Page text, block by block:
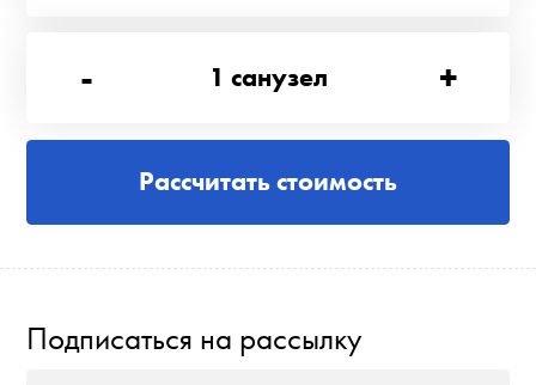
- 1 санузел +
Рассчитать стоимость
Подписаться на рассылку